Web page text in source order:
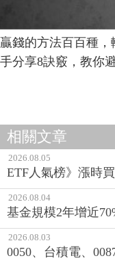
贏錢的方法百百種
手分享8訣竅，教你
相關文章
2026.08.05
ETF人氣榜》漲時
2026.08.04
基金規模2年增近
2026.08.03
0050、台積電、